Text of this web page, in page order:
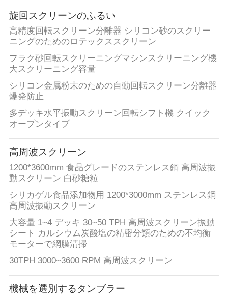
た
ち
に
つ
い
て
工
場
ツ
ア
ー
品
質
旋回スクリーンのふるい
高精度回転スクリーン分離器 シリコン砂のスクリー
ニングのためのロテックススクリーン
フラク砂回転スクリーニングマシンスクリーニング機
大スクリーニング容量
シリコン金属粉末のための自動回転スクリーン分離器
爆発防止
多デッキ水平振動スクリーン回転シフト機 クイック
オープンタイプ
高周波スクリーン
1200*3600mm 食品グレードのステンレス鋼 高周波振
動スクリーン 白砂糖粒
シリカゲル食品添加物用 1200*3000mm ステンレス鋼
高周波振動スクリーン
大容量 1~4 デッキ 30~50 TPH 高周波スクリーン振動
シート カルシウム炭酸塩の精密分類のための不均衡
モーターで網膜清掃
30TPH 3000~3600 RPM 高周波スクリーン
機械を選別するタンブラー